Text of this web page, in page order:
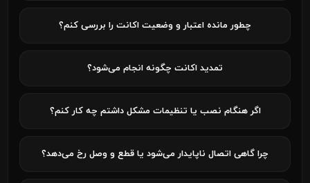
چطور مانده اعتبار و وضعیت اکانت را بررسی کنم؟
تمدید اکانت چگونه انجام می‌شود؟
اگر هنگام نصب یا تنظیمات مشکل داشتم چه کار کنم؟
چرا گاهی اتصال ناپایدار می‌شود یا قطع و وصل رخ می‌دهد؟